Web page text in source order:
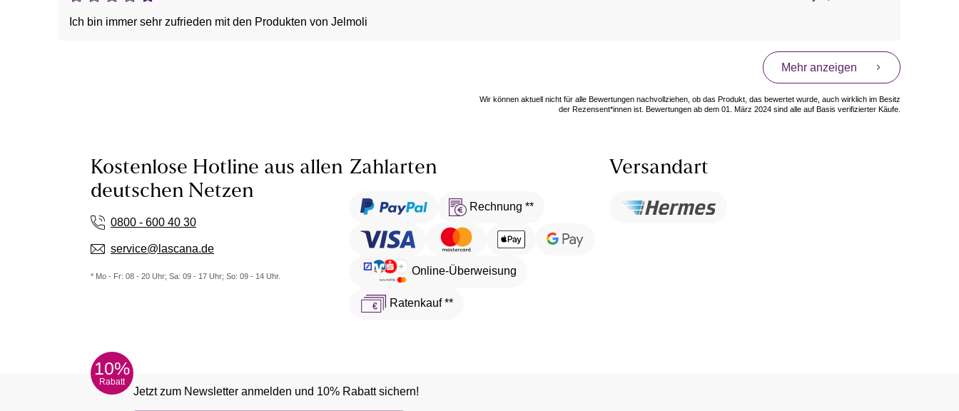
Ich bin immer sehr zufrieden mit den Produkten von Jelmoli
Mehr anzeigen
Wir können aktuell nicht für alle Bewertungen nachvollziehen, ob das Produkt, das bewertet wurde, auch wirklich im Besitz
der Rezensent*innen ist. Bewertungen ab dem 01. März 2024 sind alle auf Basis verifizierter Käufe.
Kostenlose Hotline aus allen
deutschen Netzen
0800 - 600 40 30
service@lascana.de
* Mo - Fr: 08 - 20 Uhr; Sa: 09 - 17 Uhr; So: 09 - 14 Uhr.
Zahlarten
Rechnung **
Online-Überweisung
Ratenkauf **
Versandart
10%
Rabatt
Jetzt zum Newsletter anmelden und 10% Rabatt sichern!